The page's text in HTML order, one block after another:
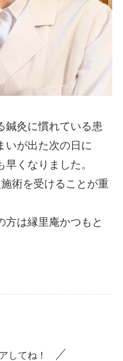
鍼灸に慣れている患
いが出た次の日に
くなりました。
術を受けることが重
方は縁里庵かつもと
してね！